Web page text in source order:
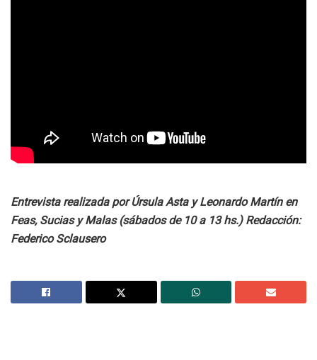
Entrevista realizada por Úrsula Asta y Leonardo Martín en
Feas, Sucias y Malas (sábados de 10 a 13 hs.) Redacción:
Federico Sclausero